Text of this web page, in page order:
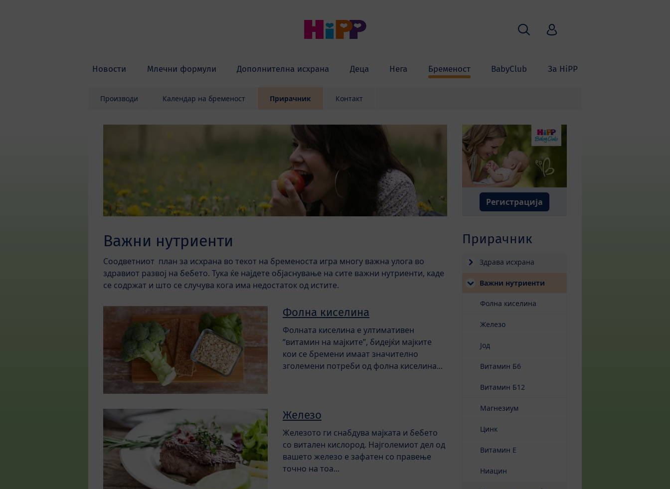
Новости Млечни формули Дополнителна исхрана Деца Нега Бременост BabyClub За HiPP
Пребарување
HiPP Babyclub
Производи Календар на бременост Прирачник Контакт
Важни нутриенти
Соодветниот план за исхрана во текот на бременоста игра многу важна улога во
здравиот развој на бебето. Тука ќе најдете објаснување на сите важни нутриенти, каде
се содржат и што се случува кога има недостаток од истите.
Фолна киселина
Фолната киселина е ултимативен
“витамин на мајките”, бидејќи мајките
кои се бремени имаат значително
зголемени потреби од фолна киселина...
Железо
Железото ги снабдува мајката и бебето
со витален кислород. Најголемиот дел од
вашето железо е зафатен со правење
точно на тоа...
Регистрација
Прирачник
Здрава исхрана
Важни нутриенти
Фолна киселина
Железо
Јод
Витамин Б6
Витамин Б12
Магнезиум
Цинк
Витамин Е
Ниацин